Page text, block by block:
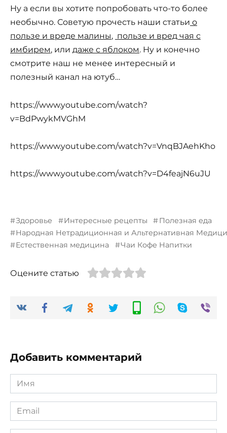
Ну а если вы хотите попробовать что-то более
необычно. Советую прочесть наши статьи о
пользе и вреде малины, пользе и вред чая с
имбирем, или даже с яблоком. Ну и конечно
смотрите наш не менее интересный и
полезный канал на ютуб…
https://www.youtube.com/watch?
v=BdPwykMVGhM
https://www.youtube.com/watch?v=VnqBJAehKho
https://www.youtube.com/watch?v=D4feajN6uJU
Здоровье Интересные рецепты
Полезная еда
Народная Нетрадиционная и Альтернативная
Естественная медицина
Чаи Кофе Напитки
Оцените статью
Добавить комментарий
Имя
*
Email
*